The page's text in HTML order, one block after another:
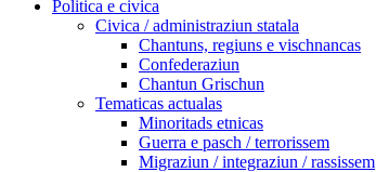
Politica e civica
Civica / administraziun statala
Chantuns, regiuns e vischnancas
Confederaziun
Chantun Grischun
Tematicas actualas
Minoritads etnicas
Guerra e pasch / terrorissem
Migraziun / integraziun / rassissem